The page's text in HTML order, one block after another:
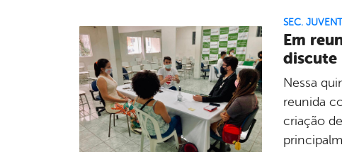
SEC.
Em
discute
Nessa
reunida
criação